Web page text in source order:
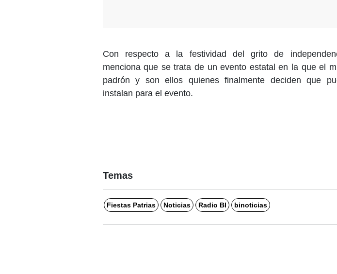
Con respecto a la festividad del grito de
menciona que se trata de un evento estatal en la que el
padrón y son ellos quienes finalmente deciden que
instalan para el evento.
Temas
Fiestas Patrias Noticias Radio BI binoticias